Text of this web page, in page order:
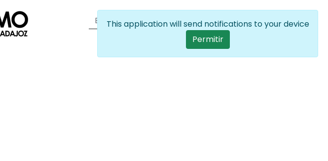
User account menu
Iniciar sesión ES Lista
This application will send notifications to your device
Permitir